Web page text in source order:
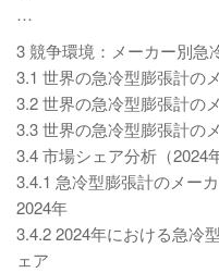
…
3 競争環境：メーカー別急
3.1 世界の急冷型膨張計の
3.2 世界の急冷型膨張計の
3.3 世界の急冷型膨張計の
3.4 市場シェア分析（2024
3.4.1 急冷型膨張計のメー
2024年
3.4.2 2024年における急冷
ェア